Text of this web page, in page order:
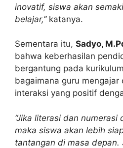
inovatif, siswa akan
belajar,”katanya.
Sementara itu, Sadyo,
bahwa keberhasilan
bergantung pada
bagaimana guru mengajar
interaksi yang positif
“Jika literasi dan numerasi
maka siswa akan lebih
tantangan di masa depan.